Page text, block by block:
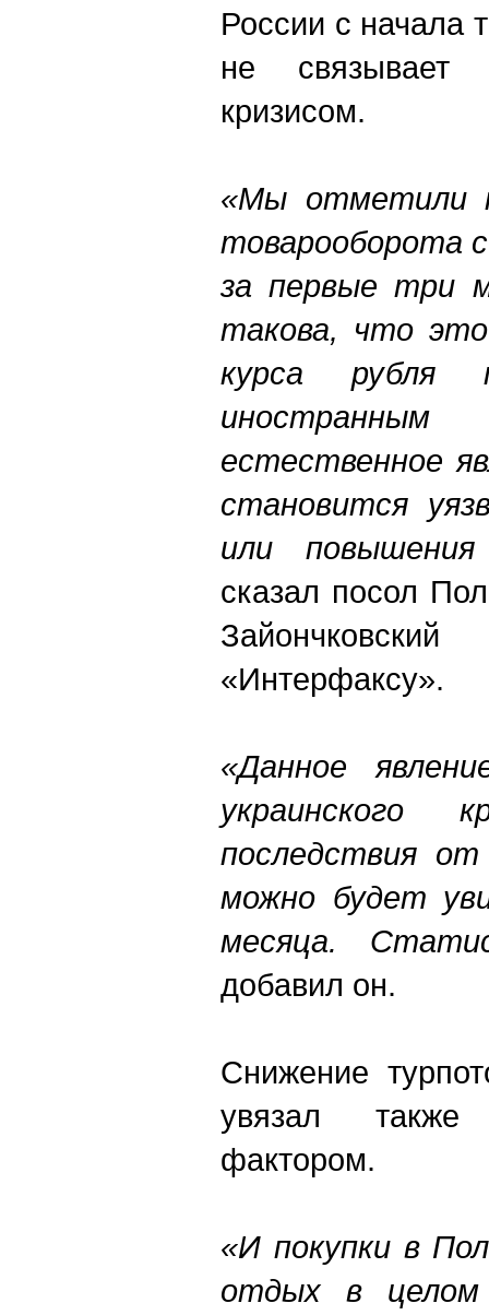
России с начала
не связывает
кризисом.
«Мы отметили
товарооборота
за первые три
такова, что
курса
естественное
становится
или
сказал посол
«Интерфаксу».
«Данное
украинского
последствия
можно будет
месяца.
добавил он.
Снижение
увязал также
фактором.
«И покупки в
отдых в